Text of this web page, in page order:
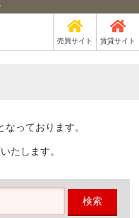
売買サイト 賃貸サイト
っております。
たします。
検索